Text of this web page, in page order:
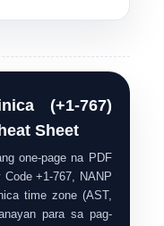
(+1-767)
Sheet
one-page na PDF
Code +1-767, NANP
time zone (AST,
para sa pag-